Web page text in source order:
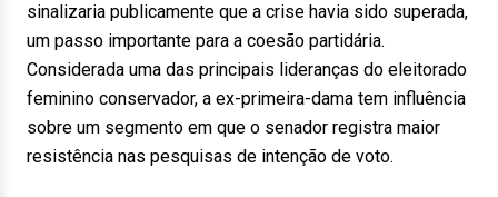
sinalizaria publicamente que a crise havia sido superada,
um passo importante para a coesão partidária.
Considerada uma das principais lideranças do eleitorado
feminino conservador, a ex-primeira-dama tem influência
sobre um segmento em que o senador registra maior
resistência nas pesquisas de intenção de voto.